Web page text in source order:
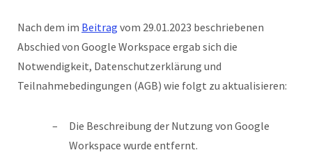
Nach dem im Beitrag vom 29.01.2023 beschriebenen
Abschied von Google Workspace ergab sich die
Notwendigkeit, Datenschutzerklärung und
Teilnahmebedingungen (AGB) wie folgt zu aktualisieren:
Die Beschreibung der Nutzung von Google
Workspace wurde entfernt.